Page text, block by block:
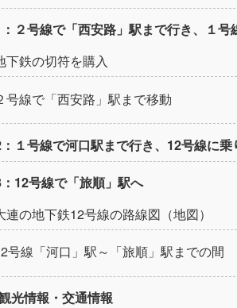
２号線で「西安路」駅まで行き、１号
下鉄の切符を購入
号線で「西安路」駅まで移動
１号線で河口駅まで行き、12号線に乗
12号線で「旅順」駅へ
連の地下鉄12号線の路線図（地図）
号線「河口」駅～「旅順」駅までの間
光情報・交通情報